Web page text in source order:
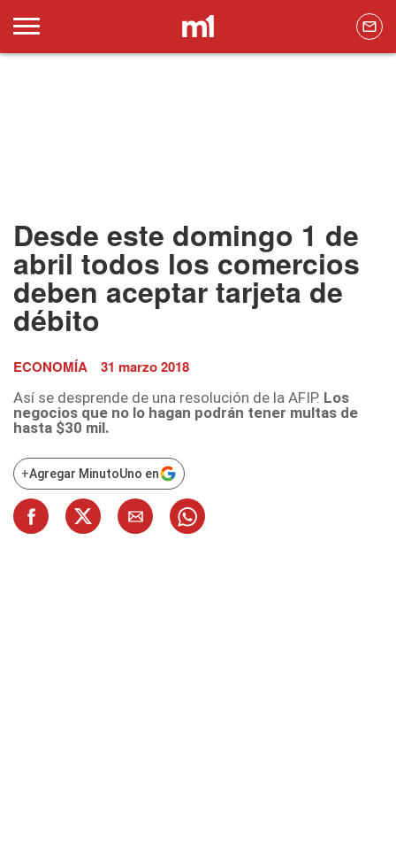
Desde este domingo 1 de
abril todos los comercios
deben aceptar tarjeta de
débito
ECONOMÍA 31 marzo 2018
Así se desprende de una resolución de la AFIP. Los
negocios que no lo hagan podrán tener multas de
hasta $30 mil.
+Agregar MinutoUno en